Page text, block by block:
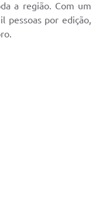
a região. Com um
pessoas por edição,